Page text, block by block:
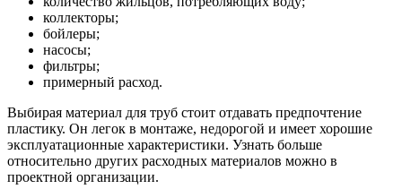
коллекторы;
бойлеры;
насосы;
фильтры;
примерный расход.
Выбирая материал для труб стоит отдавать предпочтение
пластику. Он легок в монтаже, недорогой и имеет хорошие
эксплуатационные характеристики. Узнать больше
относительно других расходных материалов можно в
проектной организации.